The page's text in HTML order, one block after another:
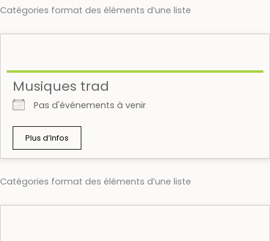
Catégories format des éléments d’une liste
Musiques trad
Pas d'événements à venir
Plus d’Infos
Catégories format des éléments d’une liste